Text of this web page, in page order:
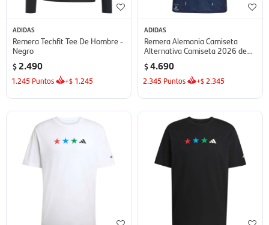
ADIDAS
Remera Techfit Tee De Hombre -
Negro
$ 2.490
1.245 Puntos +$ 1.245
ADIDAS
Remera Alemania Camiseta
Alternativa Camiseta 2026 de
$4.690
2.345 Puntos +$ 2.345